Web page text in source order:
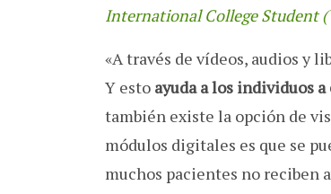
International College Student
«A través de vídeos, audios y
Y esto ayuda a los individuos
también existe la opción de
módulos digitales es que se
muchos pacientes no reciben